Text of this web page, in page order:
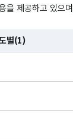
을 제공하고 있으
용의 표로 센터
별(1)